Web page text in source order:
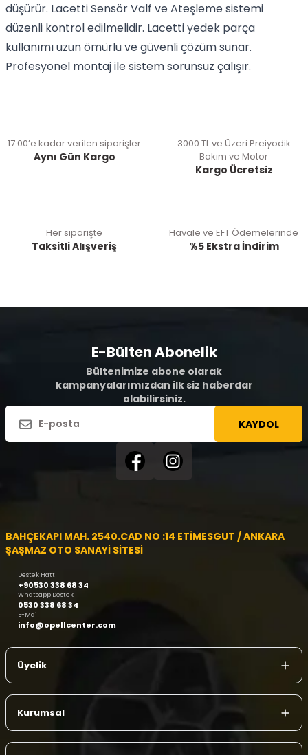
düşürür. Lacetti Sensör Valf ve Ateşleme sistemi
düzenli kontrol edilmelidir. Lacetti yedek parça
kullanımı uzun ömürlü ve güvenli çözüm sunar.
Profesyonel montaj ile sistem sorunsuz çalışır.
17:00’e kadar verilen siparişler
Aynı Gün Kargo
3000 TL ve Üzeri Preiyodik
Bakım ve Motor
Kargo Ücretsiz
Her siparişte
Taksitli Alışveriş
Havale ve EFT Ödemelerinde
%5 Ekstra İndirim
E-Bülten Abonelik
Bültenimize abone olarak
kampanyalarımızdan ilk siz haberdar
olabilirsiniz.
KAYDOL
BAHÇEKAPI MAH. 2540.CAD NO :14 ETİMESGUT / ANKARA
ŞAŞMAZ OTO SANAYİ SİTESİ
Destek Hattı
+90530 338 68 34
Whatsapp Destek
0530 338 68 34
E-Mail
info@opellcenter.com
Üyelik
Kurumsal